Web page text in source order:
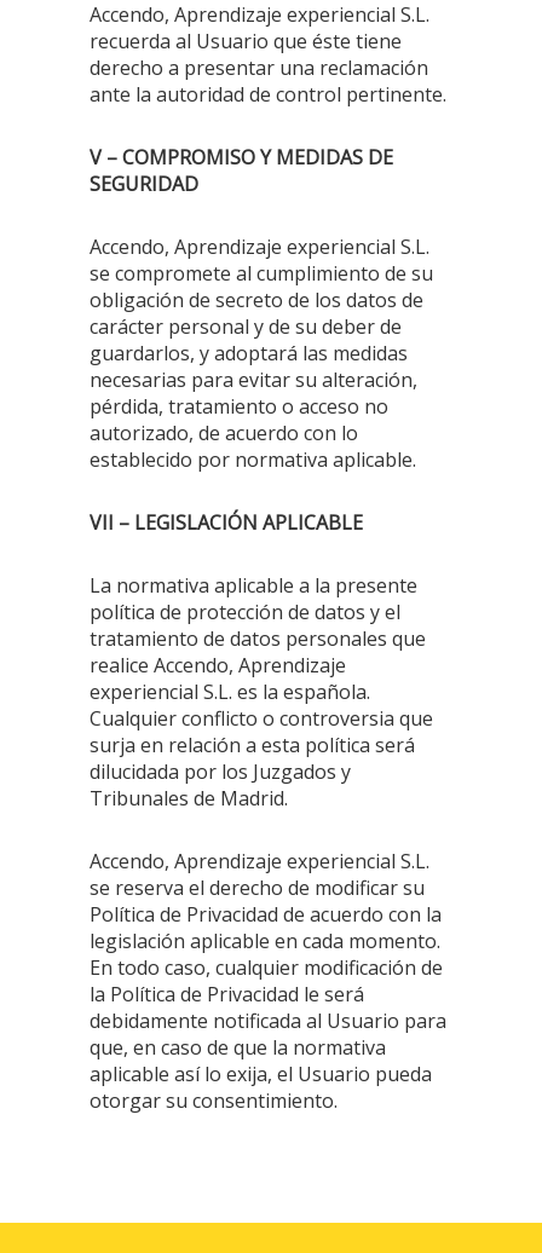
Accendo, Aprendizaje experiencial S.L.
recuerda al Usuario que éste tiene
derecho a presentar una reclamación
ante la autoridad de control pertinente.
V – COMPROMISO Y MEDIDAS DE
SEGURIDAD
Accendo, Aprendizaje experiencial S.L.
se compromete al cumplimiento de su
obligación de secreto de los datos de
carácter personal y de su deber de
guardarlos, y adoptará las medidas
necesarias para evitar su alteración,
pérdida, tratamiento o acceso no
autorizado, de acuerdo con lo
establecido por normativa aplicable.
VII – LEGISLACIÓN APLICABLE
La normativa aplicable a la presente
política de protección de datos y el
tratamiento de datos personales que
realice Accendo, Aprendizaje
experiencial S.L. es la española.
Cualquier conflicto o controversia que
surja en relación a esta política será
dilucidada por los Juzgados y
Tribunales de Madrid.
Accendo, Aprendizaje experiencial S.L.
se reserva el derecho de modificar su
Política de Privacidad de acuerdo con la
legislación aplicable en cada momento.
En todo caso, cualquier modificación de
la Política de Privacidad le será
debidamente notificada al Usuario para
que, en caso de que la normativa
aplicable así lo exija, el Usuario pueda
otorgar su consentimiento.